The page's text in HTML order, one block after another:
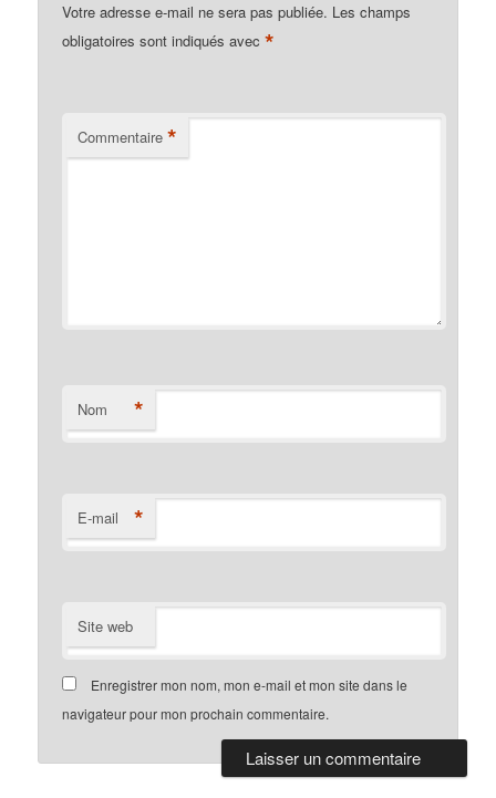
Votre adresse e-mail ne sera pas publiée. Les champs
obligatoires sont indiqués avec*
Commentaire *
Nom *
E-mail *
Site web
Enregistrer mon nom, mon e-mail et mon site dans le
navigateur pour mon prochain commentaire.